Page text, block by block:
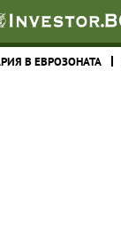
В ЕВРОЗОНАТА